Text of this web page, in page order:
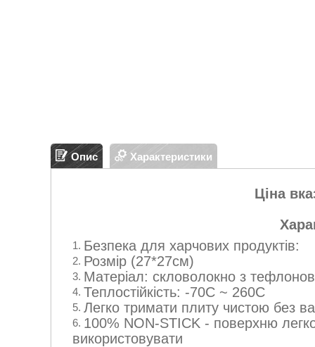
Опис Характеристики
Ціна
Безпека для харчових продуктів:
Розмір (27*27см)
Матеріал: скловолокно з
Теплостійкість: -70C ~ 260C
Легко тримати плиту чистою без
100% NON-STICK - поверхню
використовувати